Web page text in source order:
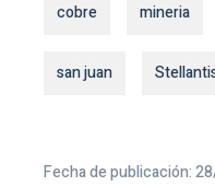
cobre mineria
san juan
Fecha de publicación: